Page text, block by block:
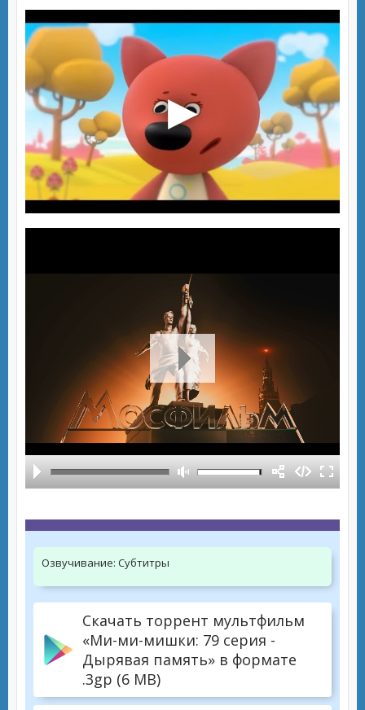
Озвучивание: Субтитры
Скачать торрент мультфильм
«Ми-ми-мишки: 79 серия -
Дырявая память» в формате
.3gp (6 MB)